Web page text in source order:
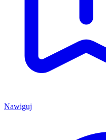
Nawiguj